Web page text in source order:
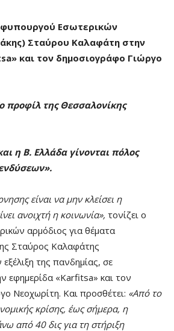
Εσωτερικών
Σταύρου Καλαφάτη στην
» και τον δημοσιογράφο Γιώργο
προφίλ της Θεσσαλονίκης
η Β. Ελλάδα γίνονται πόλος
είναι να μην κλείσει η
ανοιχτή η κοινωνία», τονίζει ο
αρμόδιος για θέματα
Σταύρος Καλαφάτης
της πανδημίας, σε
εφημερίδα «Karfitsa» και τον
Νεοχωρίτη. Και προσθέτει: «Από το
κρίσης, έως σήμερα, η
από 40 δις για τη στήριξη